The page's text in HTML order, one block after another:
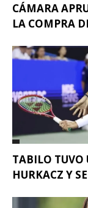
CÁMARA
LA COMPRA
TABILO TUVO
HURKACZ Y